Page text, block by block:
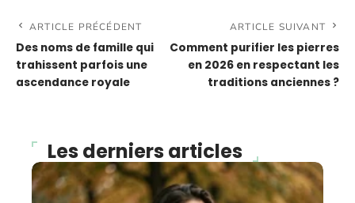
ARTICLE PRÉCÉDENT
Des noms de famille qui
trahissent parfois une
ascendance royale
ARTICLE SUIVANT
Comment purifier les pierres
en 2026 en respectant les
traditions anciennes ?
Les derniers articles